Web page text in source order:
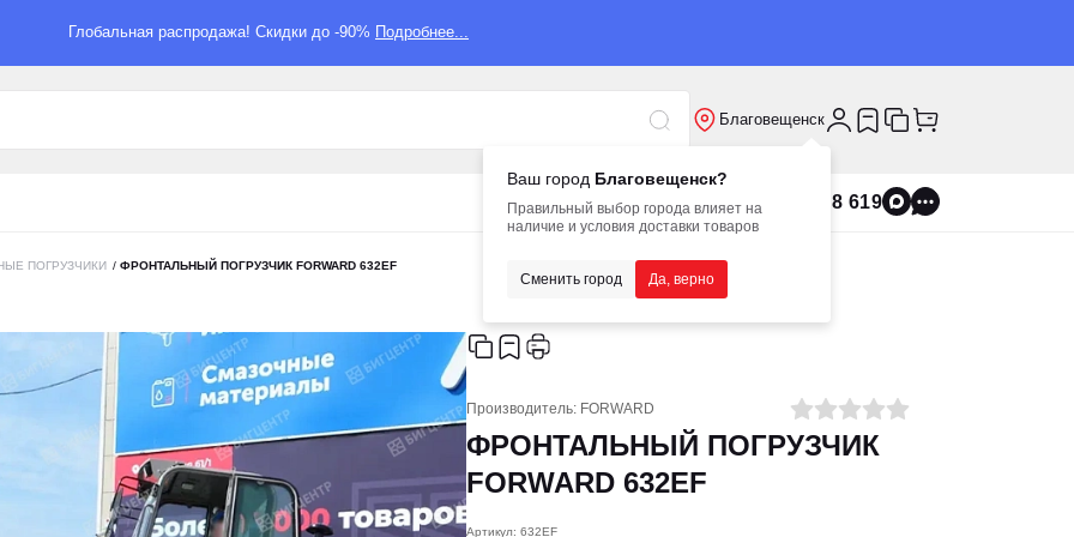
Глобальная распродажа! Скидки до -90% Подробнее...
Благовещенск
Ваш город Благовещенск?
Правильный выбор города влияет на
наличие и условия доставки товаров
Сменить город Да, верно
8 800 555 8 619
ПОГРУЗЧИКИ / ФРОНТАЛЬНЫЙ ПОГРУЗЧИК FORWARD 632EF
Производитель: FORWARD
ФРОНТАЛЬНЫЙ ПОГРУЗЧИК
FORWARD 632EF
Артикул: 632EF